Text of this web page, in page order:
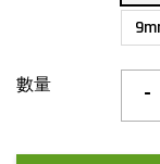
數量 -